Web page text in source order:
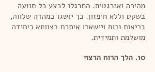
מהירה ואנרגטית. התרגלו לבצע כל תנועה
בשקט וללא חיפזון. כך יושגו במהרה שלווה,
בריאות וכוח ויישארו איתכם בצוותא כיחידה
מושלמת ותמידית.
10. הלך הרוח הרצוי